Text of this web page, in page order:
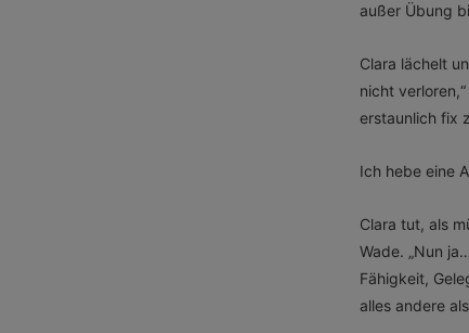
außer Übung
Clara lächelt
nicht
erstaunlich fix
Ich hebe eine
Clara tut, als
Wade. „Nun
Fähigkeit,
alles andere